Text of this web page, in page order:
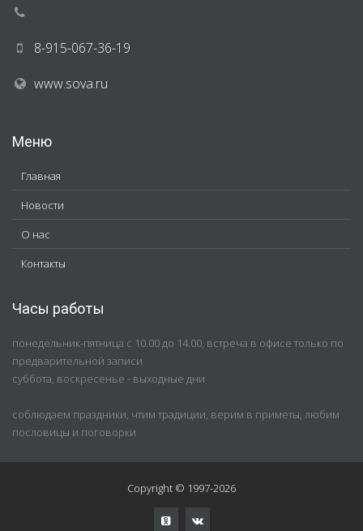
8-915-067-36-19
www.sova.ru
Меню
Главная
Новости
О нас
Контакты
Часы работы
понедельник-пятница с 10.00 до 14.00, встреча в офисе только по
предварительной записи
суббота, воскресенье - выходные дни
соблюдаем праздники, чтим традиции, верим в приметы, любим
пословицы и поговорки
Copyright © 1997-2026